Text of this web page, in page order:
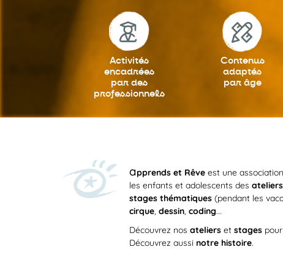
Activités
encadrées
par des
professionnels
Contenus
adaptés
par âge
apprends et Rêve est une
les enfants et adolescents desateliers
stages thématiques (pendant les
cirque,dessin,coding...
Découvrez nosateliers etstages
Découvrez aussinotre histoire.